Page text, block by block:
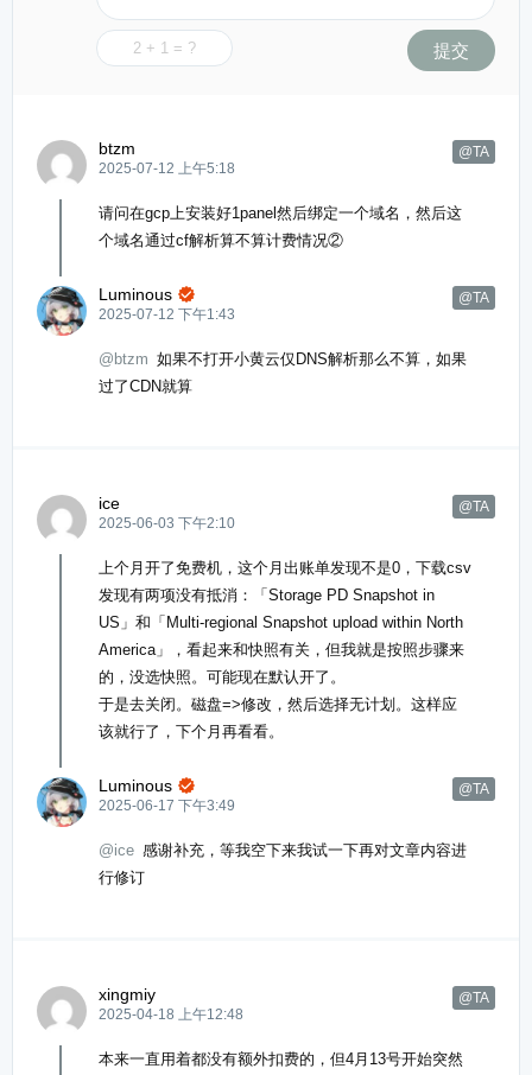
提交
btzm
@TA
2025-07-12 上午5:18
请问在gcp上安装好1panel然后绑定一个域名，然后这
个域名通过cf解析算不算计费情况②
Luminous @TA

2025-07-12 下午1:43
@btzm 如果不打开小黄云仅DNS解析那么不算，如果
过了CDN就算
ice
@TA
2025-06-03 下午2:10
上个月开了免费机，这个月出账单发现不是0，下载csv
发现有两项没有抵消：「Storage PD Snapshot in
US」和「Multi-regional Snapshot upload within North
America」，看起来和快照有关，但我就是按照步骤来
的，没选快照。可能现在默认开了。
于是去关闭。磁盘=>修改，然后选择无计划。这样应
该就行了，下个月再看看。
Luminous @TA

2025-06-17 下午3:49
@ice 感谢补充，等我空下来我试一下再对文章内容进
行修订
xingmiy
@TA
2025-04-18 上午12:48
本来一直用着都没有额外扣费的，但4月13号开始突然